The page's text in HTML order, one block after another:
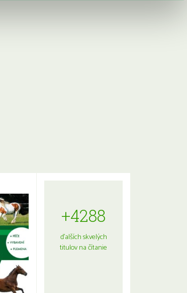
+4288
ďalších skvelých
titulov na čítanie